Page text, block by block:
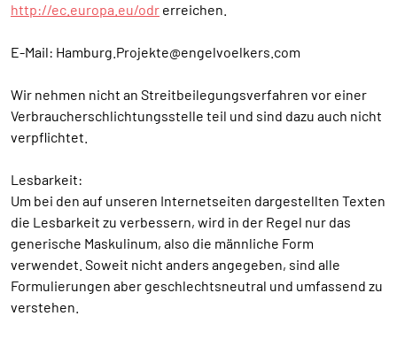
http://ec.europa.eu/odr erreichen.
E-Mail: Hamburg.Projekte@engelvoelkers.com
Wir nehmen nicht an Streitbeilegungsverfahren vor einer
Verbraucherschlichtungsstelle teil und sind dazu auch nicht
verpflichtet.
Lesbarkeit:
Um bei den auf unseren Internetseiten dargestellten Texten
die Lesbarkeit zu verbessern, wird in der Regel nur das
generische Maskulinum, also die männliche Form
verwendet. Soweit nicht anders angegeben, sind alle
Formulierungen aber geschlechtsneutral und umfassend zu
verstehen.